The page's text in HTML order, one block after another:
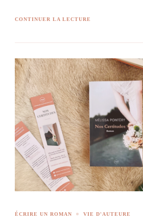
CONTINUER LA LECTURE
ÉCRIRE UN ROMAN VIE D'AUTEURE